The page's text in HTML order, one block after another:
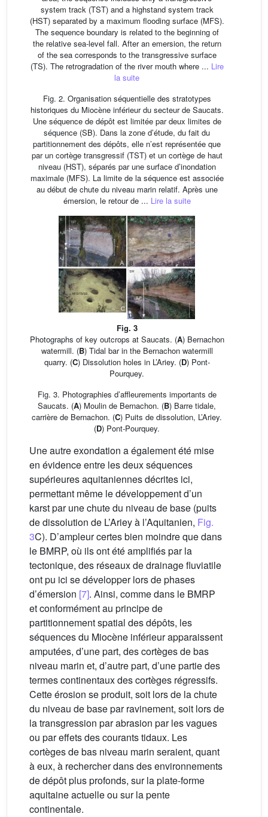
system track (TST) and a highstand system track
(HST) separated by a maximum flooding surface (MFS).
The sequence boundary is related to the beginning of
the relative sea-level fall. After an emersion, the return
of the sea corresponds to the transgressive surface
(TS). The retrogradation of the river mouth where ... Lire
la suite
Fig. 2. Organisation séquentielle des stratotypes
historiques du Miocène inférieur du secteur de Saucats.
Une séquence de dépôt est limitée par deux limites de
séquence (SB). Dans la zone d’étude, du fait du
partitionnement des dépôts, elle n’est représentée que
par un cortège transgressif (TST) et un cortège de haut
niveau (HST), séparés par une surface d’inondation
maximale (MFS). La limite de la séquence est associée
au début de chute du niveau marin relatif. Après une
émersion, le retour de ... Lire la suite
Fig. 3
Photographs of key outcrops at Saucats. (A) Bernachon
watermill. (B) Tidal bar in the Bernachon watermill
quarry. (C) Dissolution holes in L’Ariey. (D) Pont-
Pourquey.
Fig. 3. Photographies d’affleurements importants de
Saucats. (A) Moulin de Bernachon. (B) Barre tidale,
carrière de Bernachon. (C) Puits de dissolution, L’Ariey.
(D) Pont-Pourquey.
Une autre exondation a également été mise
en évidence entre les deux séquences
supérieures aquitaniennes décrites ici,
permettant même le développement d’un
karst par une chute du niveau de base (puits
de dissolution de L’Ariey à l’Aquitanien, Fig.
3C). D’ampleur certes bien moindre que dans
le BMRP, où ils ont été amplifiés par la
tectonique, des réseaux de drainage fluviatile
ont pu ici se développer lors de phases
d’émersion [7]. Ainsi, comme dans le BMRP
et conformément au principe de
partitionnement spatial des dépôts, les
séquences du Miocène inférieur apparaissent
amputées, d’une part, des cortèges de bas
niveau marin et, d’autre part, d’une partie des
termes continentaux des cortèges régressifs.
Cette érosion se produit, soit lors de la chute
du niveau de base par ravinement, soit lors de
la transgression par abrasion par les vagues
ou par effets des courants tidaux. Les
cortèges de bas niveau marin seraient, quant
à eux, à rechercher dans des environnements
de dépôt plus profonds, sur la plate-forme
aquitaine actuelle ou sur la pente
continentale.